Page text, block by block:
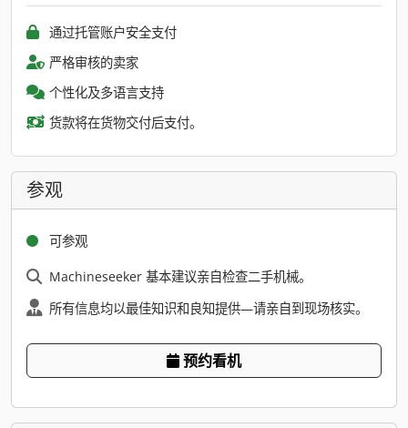
通过托管账户安全支付
严格审核的卖家
个性化及多语言支持
货款将在货物交付后支付。
参观
可参观
Machineseeker 基本建议亲自检查二手机械。
所有信息均以最佳知识和良知提供—请亲自到现场核实。
预约看机